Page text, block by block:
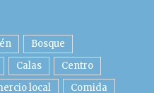
Bosque
Calas
Centro
local
Comida